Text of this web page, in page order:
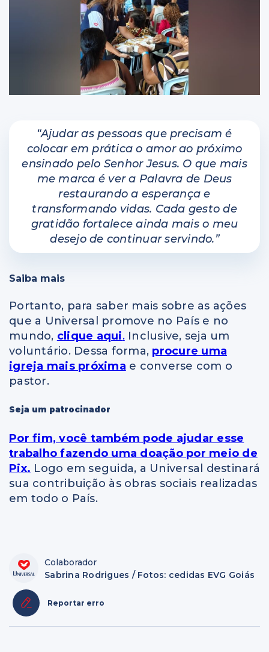
“Ajudar as pessoas que precisam é
colocar em prática o amor ao próximo
ensinado pelo Senhor Jesus. O que mais
me marca é ver a Palavra de Deus
restaurando a esperança e
transformando vidas. Cada gesto de
gratidão fortalece ainda mais o meu
desejo de continuar servindo.”
Saiba mais
Portanto, para saber mais sobre as ações
que a Universal promove no País e no
mundo, clique aqui.Inclusive, seja um
voluntário. Dessa forma, procure uma
igreja mais próxima e converse com o
pastor.
Seja um patrocinador
Por fim, você também pode ajudar esse
trabalho fazendo uma doação por meio de
Pix. Logo em seguida, a Universal destinará
sua contribuição às obras sociais realizadas
em todo o País.
Colaborador
Sabrina Rodrigues / Fotos: cedidas EVG Goiás
Reportar erro